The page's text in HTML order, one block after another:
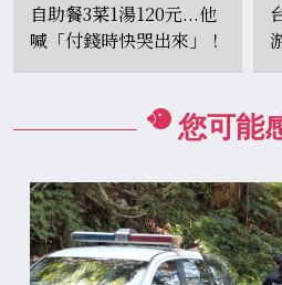
自助餐3菜1湯120元...他
喊「付錢時快哭出來」！
網見菜色：不意外
您可能